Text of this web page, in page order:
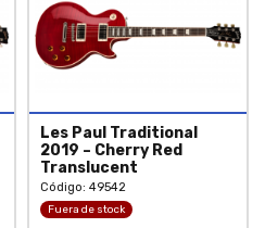
Les Paul Traditional
2019 – Cherry Red
Translucent
Código: 49542
Fuera de stock